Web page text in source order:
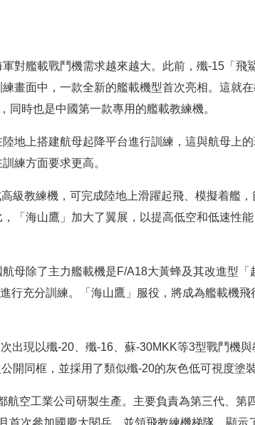
對艦載戰鬥機需求越來越大。此前，殲-15「飛
畫面中，一款全新的艦載機型首次亮相。這就
同時也是中國第一款專用的艦載教練機。
地上搭建航母起降平台進行訓練，這與航母上
練方面要求更高。
級教練機，可完成陸地上滑躍起飛、模擬着艦，
「海山鷹」加大了翼展，以提高低空和低速性能
母除了主力艦載機是F/A18大黃蜂及其改進型「
行充分訓練。「海山鷹」服役，將成為艦載機飛
出現以殲-20、殲-16、蘇-30MKK等3型戰鬥機與
開同框，並採用了類似殲-20的灰色低可視度塗裝
空工業公司研製生產。主要負責為第三代、第
首次參加國慶大閱兵，並領飛教練機梯隊，顯示